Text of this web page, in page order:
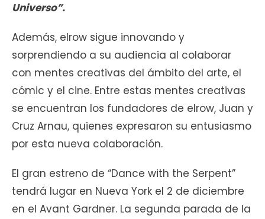
Universo”.
Además, elrow sigue innovando y
sorprendiendo a su audiencia al colaborar
con mentes creativas del ámbito del arte, el
cómic y el cine. Entre estas mentes creativas
se encuentran los fundadores de elrow, Juan y
Cruz Arnau, quienes expresaron su entusiasmo
por esta nueva colaboración.
El gran estreno de “Dance with the Serpent”
tendrá lugar en Nueva York el 2 de diciembre
en el Avant Gardner. La segunda parada de la